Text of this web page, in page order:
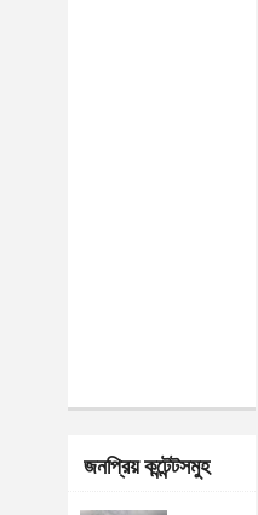
জনপ্রিয় কন্টেন্টসমুহ